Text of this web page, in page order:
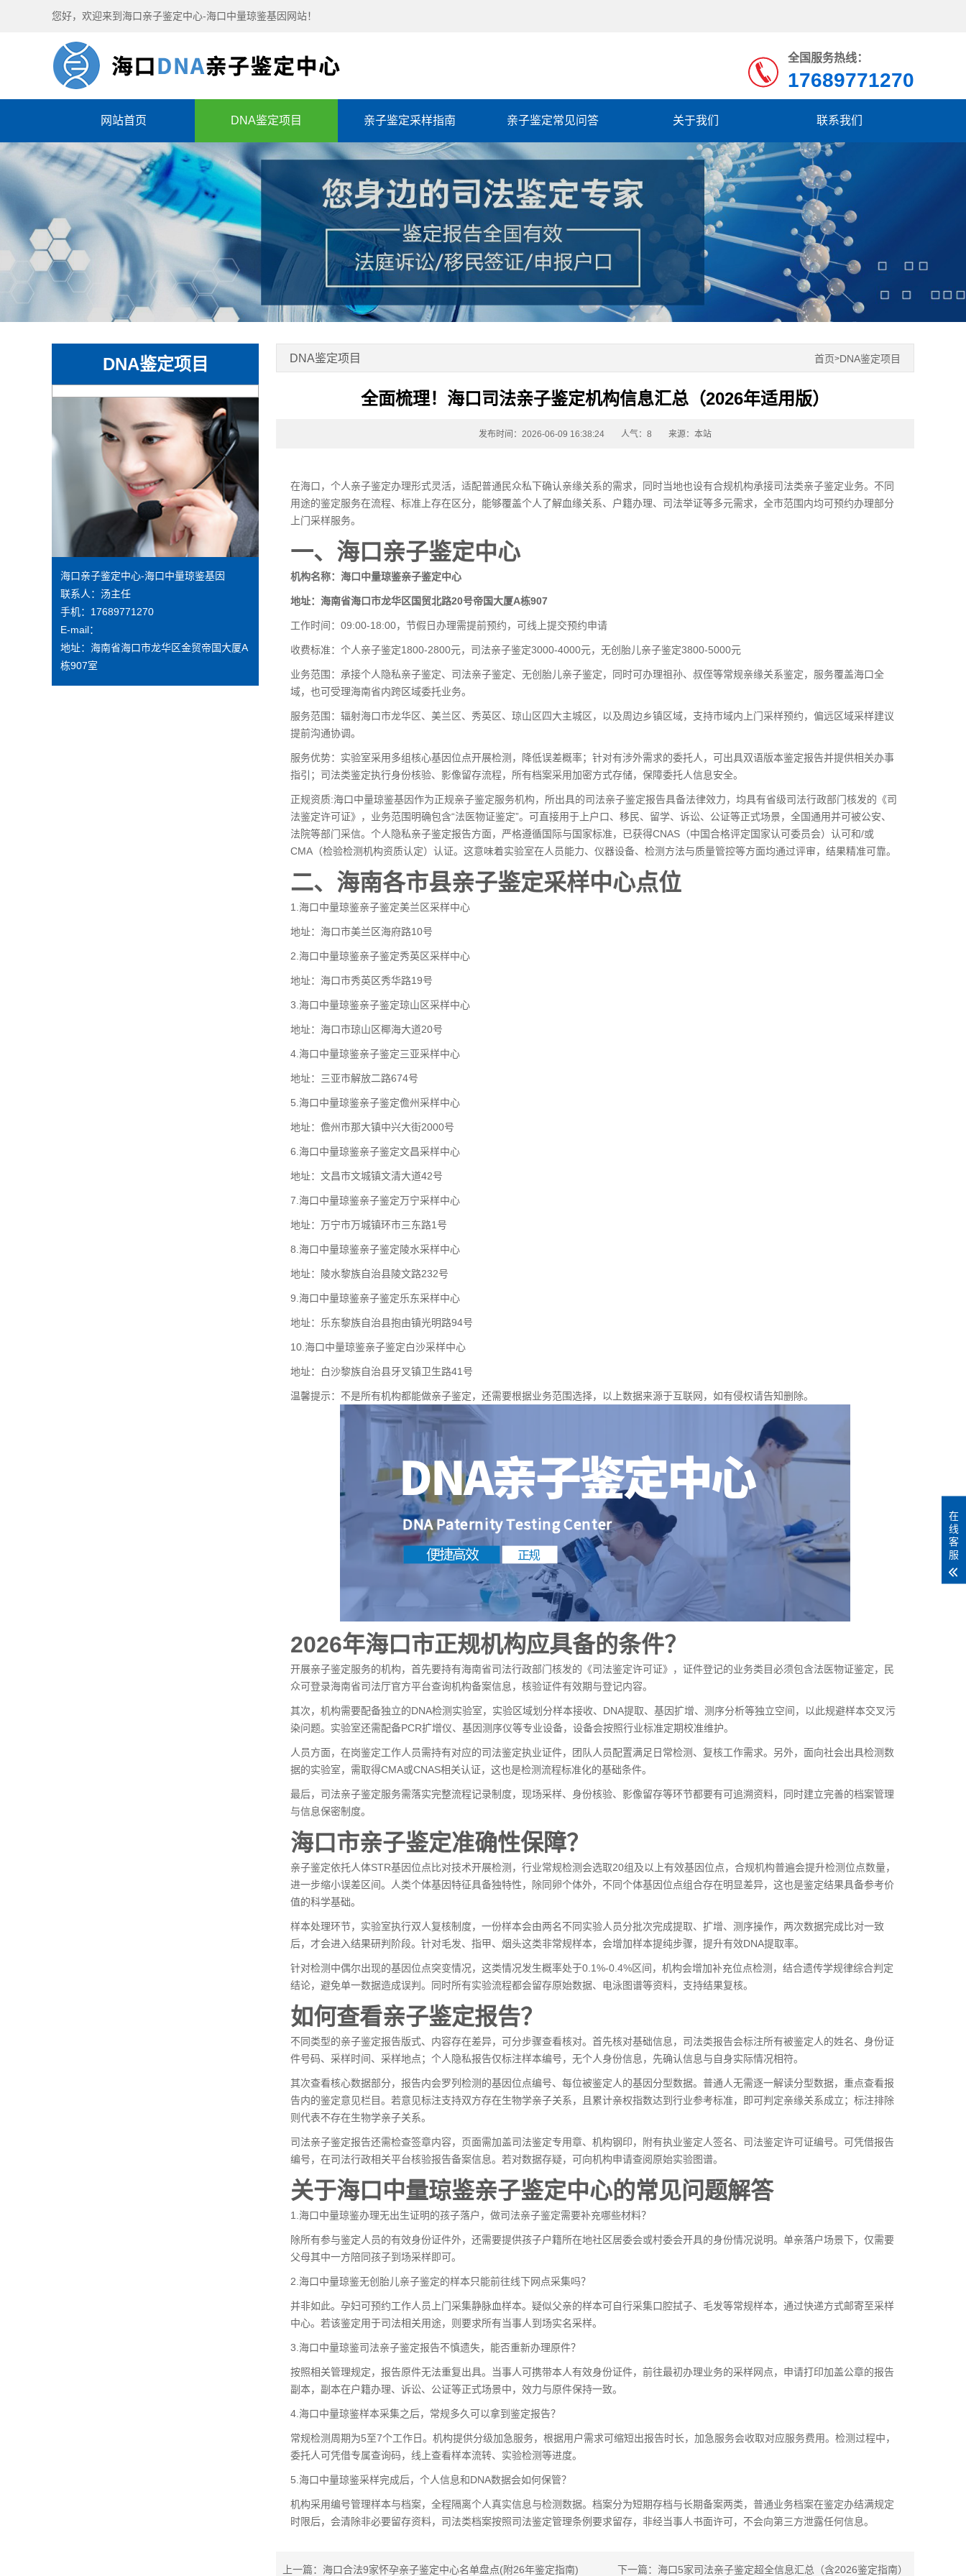
您好，欢迎来到海口亲子鉴定中心-海口中量琼鉴基因网站！
全国服务热线：
17689771270
网站首页 DNA鉴定项目 亲子鉴定采样指南 亲子鉴定常见问答 关于我们 联系我们
DNA鉴定项目
海口亲子鉴定中心-海口中量琼鉴基因
联系人：汤主任
手机：17689771270
E-mail：
地址：海南省海口市龙华区金贸帝国大厦A
栋907室
DNA鉴定项目 首页>DNA鉴定项目
全面梳理！海口司法亲子鉴定机构信息汇总（2026年适用版）
发布时间：2026-06-09 16:38:24 人气：8 来源：本站
在海口，个人亲子鉴定办理形式灵活，适配普通民众私下确认亲缘关系的需求，同时当地也设有合规机构承接司法类亲子鉴定业务。不同
用途的鉴定服务在流程、标准上存在区分，能够覆盖个人了解血缘关系、户籍办理、司法举证等多元需求，全市范围内均可预约办理部分
上门采样服务。
一、海口亲子鉴定中心
机构名称：海口中量琼鉴亲子鉴定中心
地址：海南省海口市龙华区国贸北路20号帝国大厦A栋907
工作时间：09:00-18:00，节假日办理需提前预约，可线上提交预约申请
收费标准：个人亲子鉴定1800-2800元，司法亲子鉴定3000-4000元，无创胎儿亲子鉴定3800-5000元
业务范围：承接个人隐私亲子鉴定、司法亲子鉴定、无创胎儿亲子鉴定，同时可办理祖孙、叔侄等常规亲缘关系鉴定，服务覆盖海口全
域，也可受理海南省内跨区域委托业务。
服务范围：辐射海口市龙华区、美兰区、秀英区、琼山区四大主城区，以及周边乡镇区域，支持市域内上门采样预约，偏远区域采样建议
提前沟通协调。
服务优势：实验室采用多组核心基因位点开展检测，降低误差概率；针对有涉外需求的委托人，可出具双语版本鉴定报告并提供相关办事
指引；司法类鉴定执行身份核验、影像留存流程，所有档案采用加密方式存储，保障委托人信息安全。
正规资质:海口中量琼鉴基因作为正规亲子鉴定服务机构，所出具的司法亲子鉴定报告具备法律效力，均具有省级司法行政部门核发的《司
法鉴定许可证》，业务范围明确包含“法医物证鉴定”。可直接用于上户口、移民、留学、诉讼、公证等正式场景，全国通用并可被公安、
法院等部门采信。个人隐私亲子鉴定报告方面，严格遵循国际与国家标准，已获得CNAS（中国合格评定国家认可委员会）认可和/或
CMA（检验检测机构资质认定）认证。这意味着实验室在人员能力、仪器设备、检测方法与质量管控等方面均通过评审，结果精准可靠。
二、海南各市县亲子鉴定采样中心点位
1.海口中量琼鉴亲子鉴定美兰区采样中心
地址：海口市美兰区海府路10号
2.海口中量琼鉴亲子鉴定秀英区采样中心
地址：海口市秀英区秀华路19号
3.海口中量琼鉴亲子鉴定琼山区采样中心
地址：海口市琼山区椰海大道20号
4.海口中量琼鉴亲子鉴定三亚采样中心
地址：三亚市解放二路674号
5.海口中量琼鉴亲子鉴定儋州采样中心
地址：儋州市那大镇中兴大街2000号
6.海口中量琼鉴亲子鉴定文昌采样中心
地址：文昌市文城镇文清大道42号
7.海口中量琼鉴亲子鉴定万宁采样中心
地址：万宁市万城镇环市三东路1号
8.海口中量琼鉴亲子鉴定陵水采样中心
地址：陵水黎族自治县陵文路232号
9.海口中量琼鉴亲子鉴定乐东采样中心
地址：乐东黎族自治县抱由镇光明路94号
10.海口中量琼鉴亲子鉴定白沙采样中心
地址：白沙黎族自治县牙叉镇卫生路41号
温馨提示：不是所有机构都能做亲子鉴定，还需要根据业务范围选择，以上数据来源于互联网，如有侵权请告知删除。
2026年海口市正规机构应具备的条件？
开展亲子鉴定服务的机构，首先要持有海南省司法行政部门核发的《司法鉴定许可证》，证件登记的业务类目必须包含法医物证鉴定，民
众可登录海南省司法厅官方平台查询机构备案信息，核验证件有效期与登记内容。
其次，机构需要配备独立的DNA检测实验室，实验区域划分样本接收、DNA提取、基因扩增、测序分析等独立空间，以此规避样本交叉污
染问题。实验室还需配备PCR扩增仪、基因测序仪等专业设备，设备会按照行业标准定期校准维护。
人员方面，在岗鉴定工作人员需持有对应的司法鉴定执业证件，团队人员配置满足日常检测、复核工作需求。另外，面向社会出具检测数
据的实验室，需取得CMA或CNAS相关认证，这也是检测流程标准化的基础条件。
最后，司法亲子鉴定服务需落实完整流程记录制度，现场采样、身份核验、影像留存等环节都要有可追溯资料，同时建立完善的档案管理
与信息保密制度。
海口市亲子鉴定准确性保障？
亲子鉴定依托人体STR基因位点比对技术开展检测，行业常规检测会选取20组及以上有效基因位点，合规机构普遍会提升检测位点数量，
进一步缩小误差区间。人类个体基因特征具备独特性，除同卵个体外，不同个体基因位点组合存在明显差异，这也是鉴定结果具备参考价
值的科学基础。
样本处理环节，实验室执行双人复核制度，一份样本会由两名不同实验人员分批次完成提取、扩增、测序操作，两次数据完成比对一致
后，才会进入结果研判阶段。针对毛发、指甲、烟头这类非常规样本，会增加样本提纯步骤，提升有效DNA提取率。
针对检测中偶尔出现的基因位点突变情况，这类情况发生概率处于0.1%-0.4%区间，机构会增加补充位点检测，结合遗传学规律综合判定
结论，避免单一数据造成误判。同时所有实验流程都会留存原始数据、电泳图谱等资料，支持结果复核。
如何查看亲子鉴定报告？
不同类型的亲子鉴定报告版式、内容存在差异，可分步骤查看核对。首先核对基础信息，司法类报告会标注所有被鉴定人的姓名、身份证
件号码、采样时间、采样地点；个人隐私报告仅标注样本编号，无个人身份信息，先确认信息与自身实际情况相符。
其次查看核心数据部分，报告内会罗列检测的基因位点编号、每位被鉴定人的基因分型数据。普通人无需逐一解读分型数据，重点查看报
告内的鉴定意见栏目。若意见标注支持双方存在生物学亲子关系，且累计亲权指数达到行业参考标准，即可判定亲缘关系成立；标注排除
则代表不存在生物学亲子关系。
司法亲子鉴定报告还需检查签章内容，页面需加盖司法鉴定专用章、机构钢印，附有执业鉴定人签名、司法鉴定许可证编号。可凭借报告
编号，在司法行政相关平台核验报告备案信息。若对数据存疑，可向机构申请查阅原始实验图谱。
关于海口中量琼鉴亲子鉴定中心的常见问题解答
1.海口中量琼鉴办理无出生证明的孩子落户，做司法亲子鉴定需要补充哪些材料？
除所有参与鉴定人员的有效身份证件外，还需要提供孩子户籍所在地社区居委会或村委会开具的身份情况说明。单亲落户场景下，仅需要
父母其中一方陪同孩子到场采样即可。
2.海口中量琼鉴无创胎儿亲子鉴定的样本只能前往线下网点采集吗？
并非如此。孕妇可预约工作人员上门采集静脉血样本。疑似父亲的样本可自行采集口腔拭子、毛发等常规样本，通过快递方式邮寄至采样
中心。若该鉴定用于司法相关用途，则要求所有当事人到场实名采样。
3.海口中量琼鉴司法亲子鉴定报告不慎遗失，能否重新办理原件？
按照相关管理规定，报告原件无法重复出具。当事人可携带本人有效身份证件，前往最初办理业务的采样网点，申请打印加盖公章的报告
副本，副本在户籍办理、诉讼、公证等正式场景中，效力与原件保持一致。
4.海口中量琼鉴样本采集之后，常规多久可以拿到鉴定报告？
常规检测周期为5至7个工作日。机构提供分级加急服务，根据用户需求可缩短出报告时长，加急服务会收取对应服务费用。检测过程中，
委托人可凭借专属查询码，线上查看样本流转、实验检测等进度。
5.海口中量琼鉴采样完成后，个人信息和DNA数据会如何保管？
机构采用编号管理样本与档案，全程隔离个人真实信息与检测数据。档案分为短期存档与长期备案两类，普通业务档案在鉴定办结满规定
时限后，会清除非必要留存资料，司法类档案按照司法鉴定管理条例要求留存，非经当事人书面许可，不会向第三方泄露任何信息。
上一篇： 海口合法9家怀孕亲子鉴定中心名单盘点(附26年鉴定指南) 下一篇： 海口5家司法亲子鉴定超全信息汇总（含2026鉴定指南）
在
线
客
服